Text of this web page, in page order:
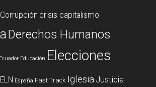
Corrupción crisis capitalismo
Derechos Humanos
Ecuador Educación Elecciones
ELN España Fast Track Iglesia Justicia